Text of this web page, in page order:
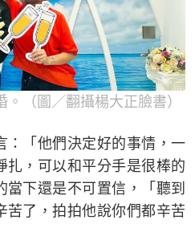
（圖／翻攝楊大正臉書）
：「他們決定好的事情，一
扎，可以和平分手是很棒的
下還是不可置信，「聽到
苦了，拍拍他說你們都辛苦